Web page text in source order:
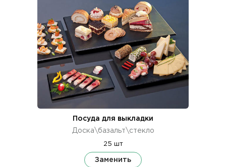
Посуда для выкладки
Доска\базальт\стекло
25 шт
Заменить